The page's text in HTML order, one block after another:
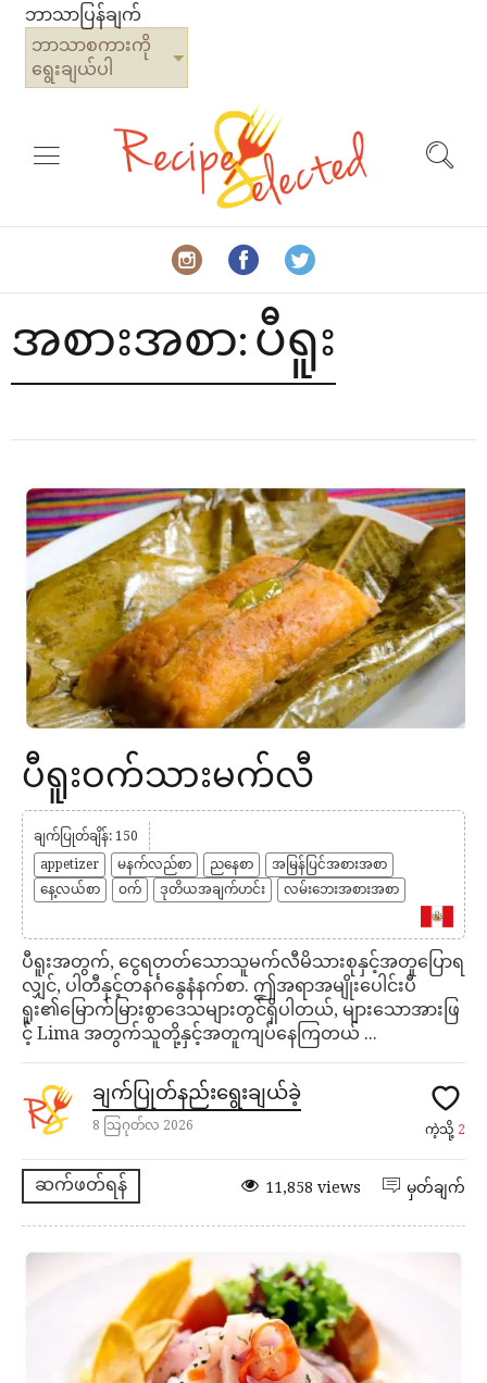
ဘာသာပြန်ချက်
ဘာသာစကားကို
ရွေးချယ်ပါ
အစားအစာ: ပီရူး
ပီရူးဝက်သားမက်လီ
ချက်ပြုတ်ချိန်: 150
appetizer
မနက်လည်စာ ညနေစာ
အမြန်ပြင်အစားအစာ
နေ့လယ်စာ
ဝက် ဒုတိယအချက်ဟင်း လမ်းဘေးအစားအစာ
ပီရူးအတွက်, ငွေရတတ်သောသူမက်လီမိသားစုနှင့်အတူပြောရ
လျှင်, ပါတီနှင့်တနင်္ဂနွေနံနက်စာ. ဤအရာအမျိုးပေါင်းပီ
ရူး၏မြောက်မြားစွာဒေသများတွင်ရှိပါတယ်, များသောအားဖြ
င့် Lima အတွက်သူတို့နှင့်အတူကျပ်နေကြတယ် ...
ချက်ပြုတ်နည်းရွေးချယ်ခဲ့
8 သြဂုတ်လ 2026 ကဲ့သို့ 2
ဆက်ဖတ်ရန် မှတ်ချက်
11,858 views